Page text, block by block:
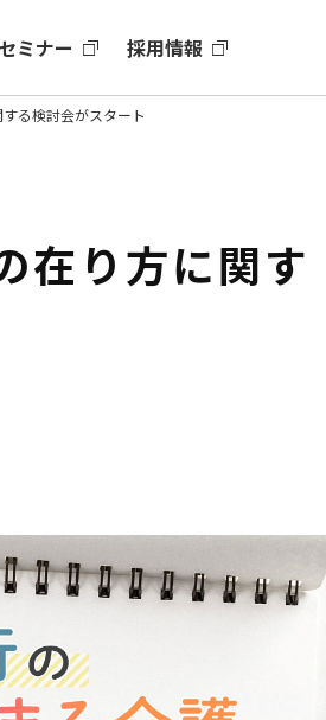
セミナー 採用情報
る検討会がスタート
在り方に関す